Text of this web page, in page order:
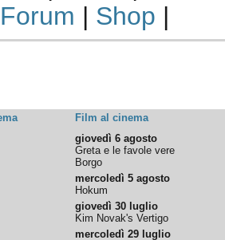
Forum | Shop |
Film al cinema
giovedì 6 agosto
Greta e le favole vere
Borgo
mercoledì 5 agosto
Hokum
giovedì 30 luglio
Kim Novak's Vertigo
mercoledì 29 luglio